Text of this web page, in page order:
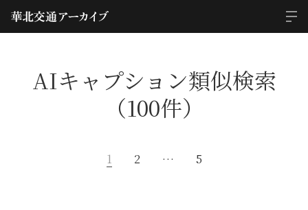
AIキャプション類似検索
（100件）
1 2 … 5